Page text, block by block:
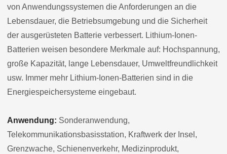
von Anwendungssystemen die Anforderungen an die
Lebensdauer, die Betriebsumgebung und die Sicherheit
der ausgerüsteten Batterie verbessert. Lithium-Ionen-
Batterien weisen besondere Merkmale auf: Hochspannung,
große Kapazität, lange Lebensdauer, Umweltfreundlichkeit
usw. Immer mehr Lithium-Ionen-Batterien sind in die
Energiespeichersysteme eingebaut.
Anwendung: Sonderanwendung,
Telekommunikationsbasisstation, Kraftwerk der Insel,
Grenzwache, Schienenverkehr, Medizinprodukt,